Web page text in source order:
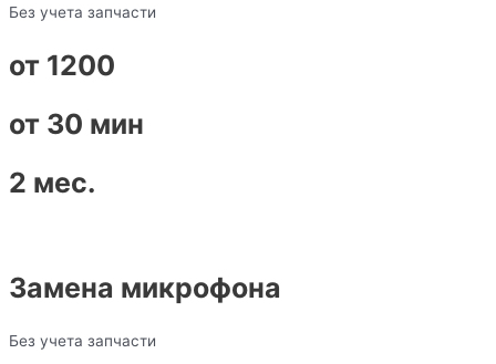
Без учета запчасти
от 1200
от 30 мин
2 мес.
Замена микрофона
Без учета запчасти